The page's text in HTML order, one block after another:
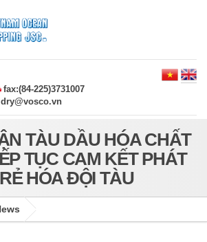
fax:(84-225)3731007
dry@vosco.vn
TÀU DẦU HÓA CHẤT
TỤC CAM KẾT PHÁT
HÓA ĐỘI TÀU